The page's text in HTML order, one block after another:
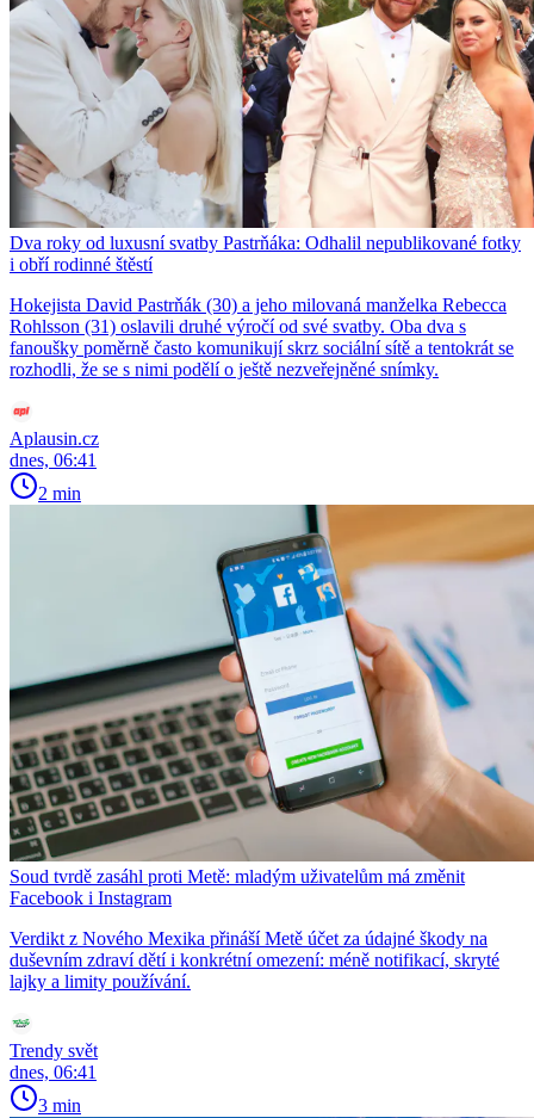
Dva roky od luxusní svatby Pastrňáka: Odhalil nepublikované fotky
i obří rodinné štěstí
Hokejista David Pastrňák (30) a jeho milovaná manželka Rebecca
Rohlsson (31) oslavili druhé výročí od své svatby. Oba dva s
fanoušky poměrně často komunikují skrz sociální sítě a tentokrát se
rozhodli, že se s nimi podělí o ještě nezveřejněné snímky.
Aplausin.cz
dnes, 06:41
2 min
Soud tvrdě zasáhl proti Metě: mladým uživatelům má změnit
Facebook i Instagram
Verdikt z Nového Mexika přináší Metě účet za údajné škody na
duševním zdraví dětí i konkrétní omezení: méně notifikací, skryté
lajky a limity používání.
Trendy svět
dnes, 06:41
3 min